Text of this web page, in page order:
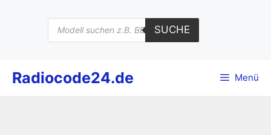
Products
search
SUCHE
Radiocode24.de Menü